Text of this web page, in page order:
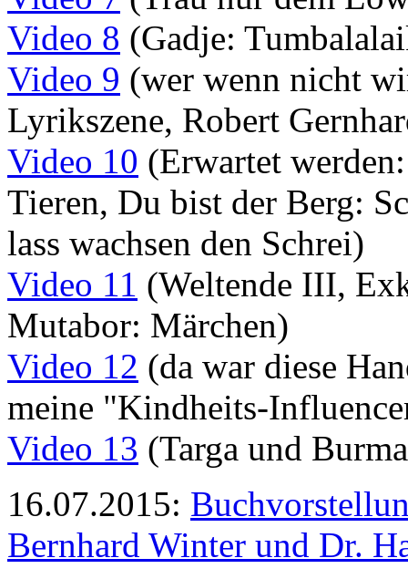
Video 8 (Gadje:
Video 9 (wer wenn nicht
Lyrikszene, Robert
Video 10 (Erwartet
Tieren, Du bist der Berg:
lass wachsen den Schrei)
Video 11 (Weltende III,
Mutabor: Märchen)
Video 12 (da war diese
meine "Kindheits-
Video 13 (Targa und
16.07.2015:
Bernhard Winter und Dr.